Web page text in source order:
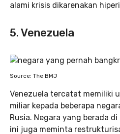
alami krisis dikarenakan
5. Venezuela
Source: The BMJ
Venezuela tercatat memiliki
miliar kepada beberapa
Rusia. Negara yang berada
ini juga meminta